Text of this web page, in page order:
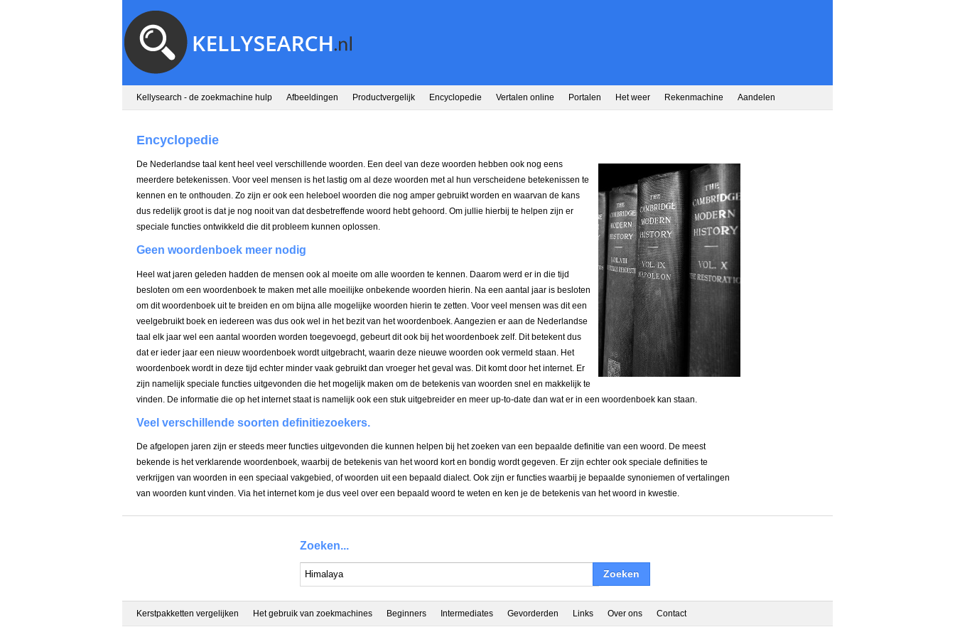
Kellysearch - de zoekmachine hulp Afbeeldingen Productvergelijk Encyclopedie Vertalen online Portalen Het weer Rekenmachine Aandelen
Encyclopedie
De Nederlandse taal kent heel veel verschillende woorden. Een deel van deze woorden hebben ook nog eens
meerdere betekenissen. Voor veel mensen is het lastig om al deze woorden met al hun verscheidene betekenissen te
kennen en te onthouden. Zo zijn er ook een heleboel woorden die nog amper gebruikt worden en waarvan de kans
dus redelijk groot is dat je nog nooit van dat desbetreffende woord hebt gehoord. Om jullie hierbij te helpen zijn er
speciale functies ontwikkeld die dit probleem kunnen oplossen.
Geen woordenboek meer nodig
Heel wat jaren geleden hadden de mensen ook al moeite om alle woorden te kennen. Daarom werd er in die tijd
besloten om een woordenboek te maken met alle moeilijke onbekende woorden hierin. Na een aantal jaar is besloten
om dit woordenboek uit te breiden en om bijna alle mogelijke woorden hierin te zetten. Voor veel mensen was dit een
veelgebruikt boek en iedereen was dus ook wel in het bezit van het woordenboek. Aangezien er aan de Nederlandse
taal elk jaar wel een aantal woorden worden toegevoegd, gebeurt dit ook bij het woordenboek zelf. Dit betekent dus
dat er ieder jaar een nieuw woordenboek wordt uitgebracht, waarin deze nieuwe woorden ook vermeld staan. Het
woordenboek wordt in deze tijd echter minder vaak gebruikt dan vroeger het geval was. Dit komt door het internet. Er
zijn namelijk speciale functies uitgevonden die het mogelijk maken om de betekenis van woorden snel en makkelijk te
vinden. De informatie die op het internet staat is namelijk ook een stuk uitgebreider en meer up-to-date dan wat er in een woordenboek kan staan.
Veel verschillende soorten definitiezoekers.
De afgelopen jaren zijn er steeds meer functies uitgevonden die kunnen helpen bij het zoeken van een bepaalde definitie van een woord. De meest
bekende is het verklarende woordenboek, waarbij de betekenis van het woord kort en bondig wordt gegeven. Er zijn echter ook speciale definities te
verkrijgen van woorden in een speciaal vakgebied, of woorden uit een bepaald dialect. Ook zijn er functies waarbij je bepaalde synoniemen of vertalingen
van woorden kunt vinden. Via het internet kom je dus veel over een bepaald woord te weten en ken je de betekenis van het woord in kwestie.
Zoeken...
Zoeken
Kerstpakketten vergelijken Het gebruik van zoekmachines Beginners Intermediates Gevorderden Links Over ons Contact